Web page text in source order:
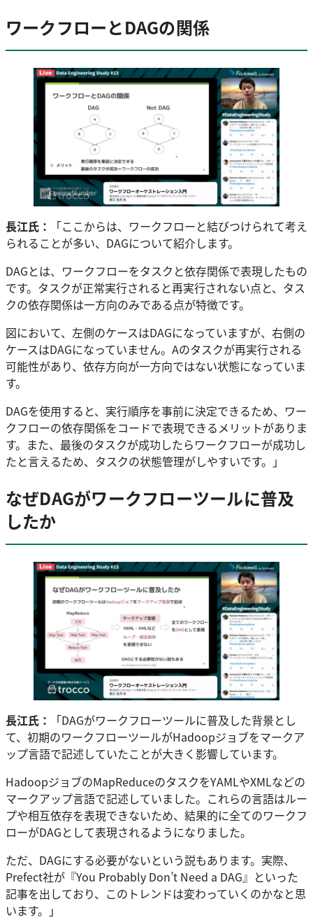
ワークフローとDAGの関係
長江氏：
「ここからは、ワークフローと結びつけられて考え
られることが多い、DAGについて紹介します。
DAGとは、ワークフローをタスクと依存関係で表現したもの
です。タスクが正常実行されると再実行されない点と、タス
クの依存関係は一方向のみである点が特徴です。
図において、左側のケースはDAGになっていますが、右側の
ケースはDAGになっていません。Aのタスクが再実行される
可能性があり、依存方向が一方向ではない状態になっていま
す。
DAGを使用すると、実行順序を事前に決定できるため、ワー
クフローの依存関係をコードで表現できるメリットがありま
す。また、最後のタスクが成功したらワークフローが成功し
たと言えるため、タスクの状態管理がしやすいです。」
なぜDAGがワークフローツールに普及
したか
長江氏：
「DAGがワークフローツールに普及した背景とし
て、初期のワークフローツールがHadoopジョブをマークア
ップ言語で記述していたことが大きく影響しています。
HadoopジョブのMapReduceのタスクをYAMLやXMLなどの
マークアップ言語で記述していました。これらの言語はルー
プや相互依存を表現できないため、結果的に全てのワークフ
ローがDAGとして表現されるようになりました。
ただ、DAGにする必要がないという説もあります。実際、
Prefect社が『You Probably Don’t Need a DAG』といった
記事を出しており、このトレンドは変わっていくのかなと思
います。」